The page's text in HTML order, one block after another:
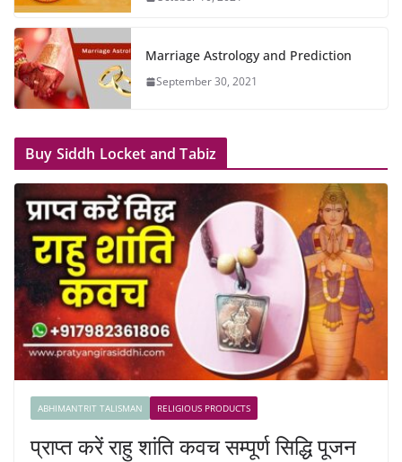
Marriage Astrology and Prediction
September 30, 2021
Buy Siddh Locket and Tabiz
ABHIMANTRIT TALISMAN RELIGIOUS PRODUCTS
प्राप्त करें राहु शांति कवच सम्पूर्ण सिद्धि पूजन